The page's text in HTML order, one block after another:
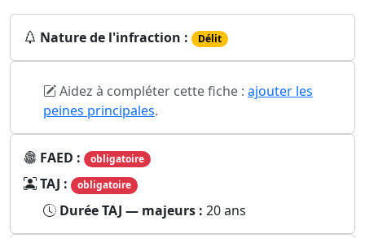
Nature de l'infraction : Délit
Aidez à compléter cette fiche : ajouter les
peines principales.
FAED : obligatoire
TAJ : obligatoire
Durée TAJ — majeurs : 20 ans